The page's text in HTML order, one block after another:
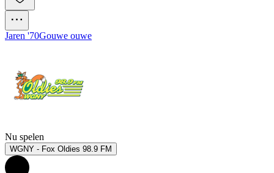
Jaren '70Gouwe ouwe
Nu spelen
WGNY - Fox Oldies 98.9 FM